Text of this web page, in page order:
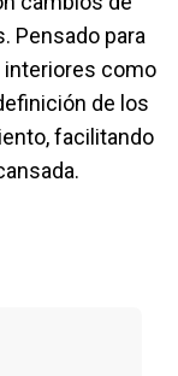
Pensado para
interiores como
de los
facilitando